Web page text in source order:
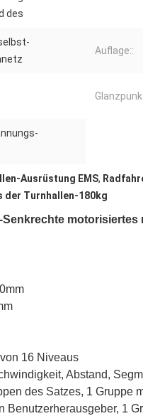
des
Auflage::
Ausrüstung EMS,
der Turnhallen-180kg
16 Niveaus
Abstand,
des Satzes, 1 Gruppe
Benutzerherausgeber, 1